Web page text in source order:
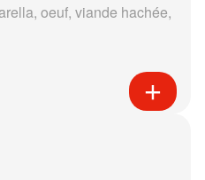
oeuf, viande hachée,